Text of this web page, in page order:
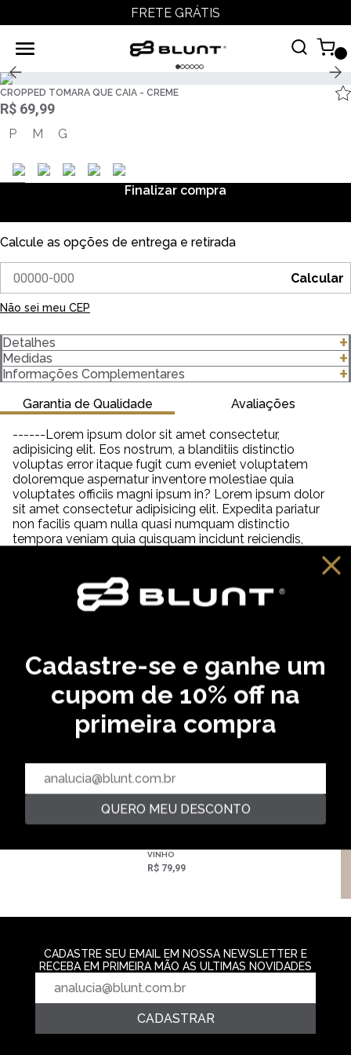
FRETE GRÁTIS
CROPPED TOMARA QUE CAIA - CREME
R$ 69,99
P M G
Finalizar compra
Calcule as opções de entrega e retirada
Calcular
Não sei meu CEP
Detalhes
- Cropped Tomara Que Caia
- Canelado
- 96% Algodão 4% Elastano
- Gramatura 260 g/m²
Importante saber:
-As cores podem ter algumas variações de acordo com o
monitor ou dispositivo que está utilizando.
-Em produtos de algodão pode haver encolhimento de 2,5 a
3%.
Medidas
clique para abrir as medidas
Informações Complementares
Garantia de Qualidade
------Lorem ipsum dolor sit amet consectetur,
adipisicing elit. Eos nostrum, a blanditiis distinctio
voluptas error itaque fugit cum eveniet voluptatem
doloremque aspernatur inventore molestiae quia
voluptates officiis magni ipsum in? Lorem ipsum dolor
sit amet consectetur adipisicing elit. Expedita pariatur
non facilis quam nulla quasi numquam distinctio
tempora veniam quia quisquam incidunt reiciendis,
saepe neque unde labore illum dolor provident. Lorem
distinctio adipisci hic molestiae, amet quibusdam
cupiditate inventore fugit eveniet aliquam similique
praesentium debitis ab necessitatibus, dolorem
Avaliações
VOCÊ PODE GOSTAR
CROPPED FEMININO REGATA -
,
VINHO
R$ 79,99
Cadastre-se e ganhe um
cupom de 10% off na
primeira compra
QUERO MEU DESCONTO
CADASTRE SEU EMAIL EM NOSSA NEWSLETTER E
RECEBA EM PRIMEIRA MÃO AS ULTIMAS NOVIDADES
CADASTRAR